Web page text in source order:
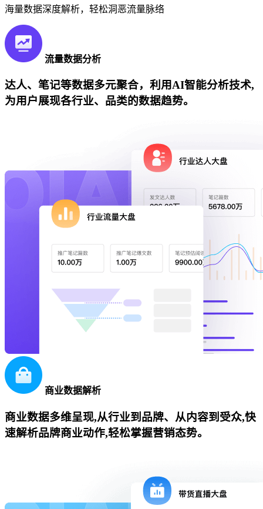
海量数据深度解析，轻松洞恶流量脉络
流量数据分析
达人、笔记等数据多元聚合，利用AI智能分析技术,
为用户展现各行业、品类的数据趋势。
商业数据解析
商业数据多维呈现,从行业到品牌、从内容到受众,快
速解析品牌商业动作,轻松掌握营销态势。